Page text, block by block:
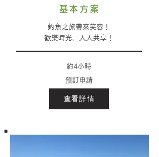
基本方案
釣魚之旅帶來笑容！
歡樂時光，人人共享！
約4小時
預訂申請
查看詳情